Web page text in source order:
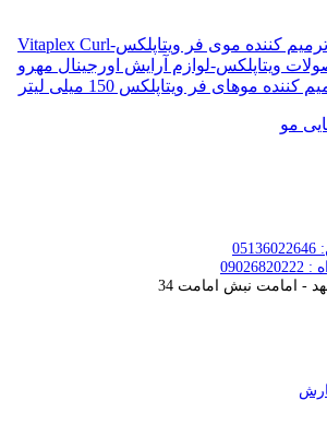
موهای فر ویتاپلکس 150 میلی لیتر
مو
- امامت نبش امامت 34